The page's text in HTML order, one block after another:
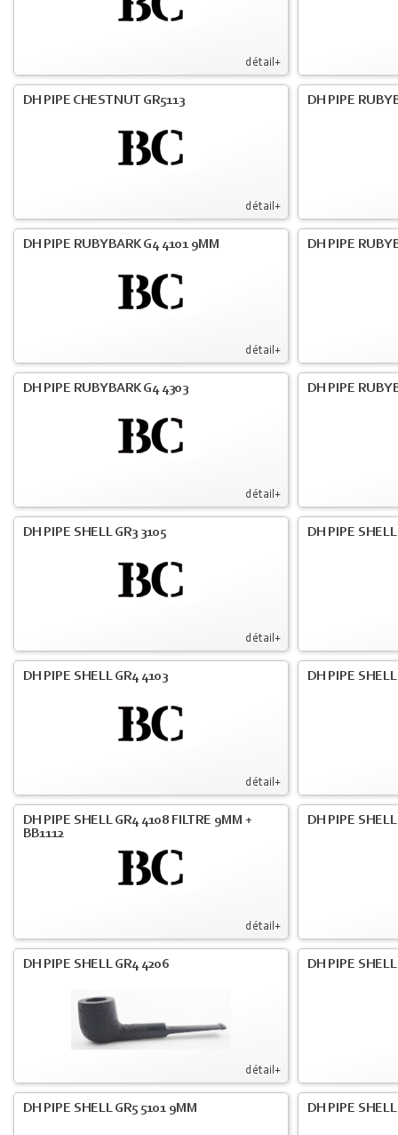
détail+
détail+
DH PIPE CHESTNUT GR5113 DH PIPE
détail+
DH PIPE RUBYBARK G4 4101 9MM DH PIPE
détail+
DH PIPE RUBYBARK G4 4303 DH PIPE
détail+
DH PIPE SHELL GR3 3105 DH PIPE SHELL
détail+
DH PIPE SHELL GR4 4103 DH PIPE
détail+
DH PIPE SHELL GR4 4108 FILTRE 9MM +
BB1112
DH PIPE
détail+
DH PIPE SHELL GR4 4206 DH PIPE
DH PIPE SHELL GR5 5101 9MM DH PIPE